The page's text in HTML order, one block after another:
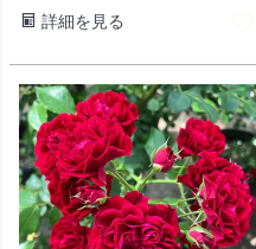
詳細を見る